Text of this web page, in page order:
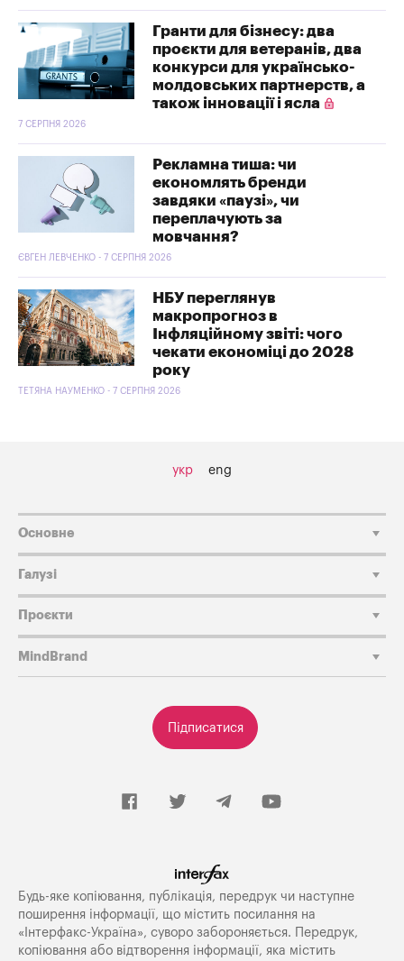
Гранти для бізнесу: два
проєкти для ветеранів, два
конкурси для українсько-
молдовських партнерств, а
також інновації і ясла
7 СЕРПНЯ 2026
Рекламна тиша: чи
економлять бренди
завдяки «паузі», чи
переплачують за
мовчання?
ЄВГЕН ЛЕВЧЕНКО - 7 СЕРПНЯ 2026
НБУ переглянув
макропрогноз в
Інфляційному звіті: чого
чекати економіці до 2028
року
ТЕТЯНА НАУМЕНКО - 7 СЕРПНЯ 2026
укр eng
Підписатися
Основне
Галузі
Проєкти
MindBrand
Будь-яке копiювання, публiкацiя, передрук чи наступне
поширення iнформацiї, що мiстить посилання на
«Iнтерфакс-Україна», суворо забороняється. Передрук,
копіювання або відтворення інформації, яка містить